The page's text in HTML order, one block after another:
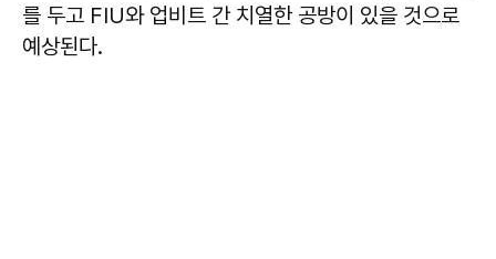
를 두고 FIU와 업비트 간 치열한 공방이 있을 것으로
예상된다.